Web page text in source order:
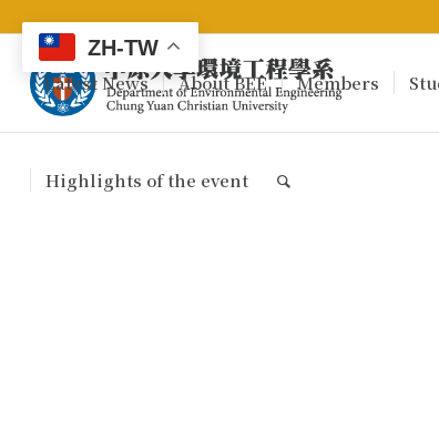
Latest News About BEE Members
Highlights of the event
ZH-TW